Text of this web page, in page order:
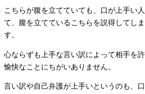
こちらが腹を立てていても、口が上手い
て、腹を立てているこちらを説得してし
す。
心ならずも上手な言い訳によって相手を
愉快なことにちがいありません。
言い訳や自己弁護が上手いというのも、